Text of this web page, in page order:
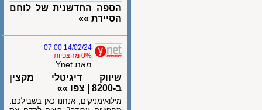
הספה החדשנית של לוחם
הסיירת »»
14/02/24 07:00
0% מהצפיות
מאת Ynet
שיווק דיגיטלי מקצין
מילואימניקים, אנחנו כאן בשבילכם.